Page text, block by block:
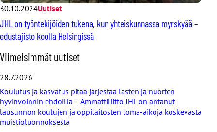
30.10.2024Uutiset
JHL on työntekijöiden tukena, kun yhteiskunnassa myrskyää –
edustajisto koolla Helsingissä
O
h
i
t
a
v
i
i
Viimeisimmät uutiset
28.7.2026
Koulutus ja kasvatus pitää järjestää lasten ja nuorten
hyvinvoinnin ehdoilla – Ammattiliitto JHL on antanut
lausunnon koulujen ja oppilaitosten loma-aikoja koskevasta
muistioluonnoksesta